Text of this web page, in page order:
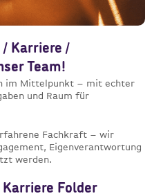
/ Karriere /
Team!
im Mittelpunkt – mit echter
und Raum für
Fachkraft – wir
Eigenverantwortung
werden.
Folder